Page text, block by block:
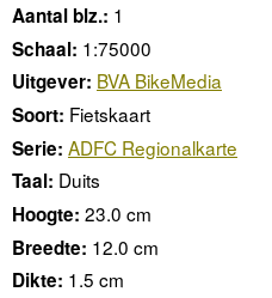
Aantal blz.: 1
Schaal: 1:75000
Uitgever: BVA BikeMedia
Soort: Fietskaart
Serie: ADFC Regionalkarte
Taal: Duits
Hoogte: 23.0 cm
Breedte: 12.0 cm
Dikte: 1.5 cm